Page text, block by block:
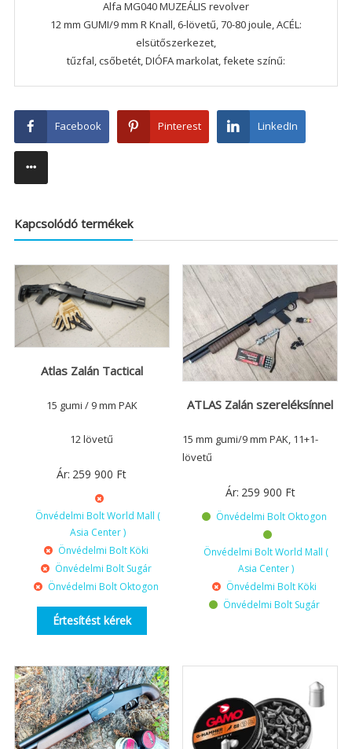
Alfa MG040 MUZEÁLIS revolver
12 mm GUMI/9 mm R Knall, 6-lövetű, 70-80 joule, ACÉL:
elsütőszerkezet,
tűzfal, csőbetét, DIÓFA markolat, fekete színű:
Facebook Pinterest LinkedIn
Kapcsolódó termékek
Atlas Zalán Tactical
15 gumi / 9 mm PAK
12 lövetű
Ár: 259 900 Ft
Önvédelmi Bolt World Mall (
Asia Center )
Önvédelmi Bolt Köki
Önvédelmi Bolt Sugár
Önvédelmi Bolt Oktogon
Értesítést kérek
ATLAS Zalán szereléksínnel
15 mm gumi/9 mm PAK, 11+1-
lövetű
Ár: 259 900 Ft
Önvédelmi Bolt Oktogon
Önvédelmi Bolt World Mall (
Asia Center )
Önvédelmi Bolt Köki
Önvédelmi Bolt Sugár